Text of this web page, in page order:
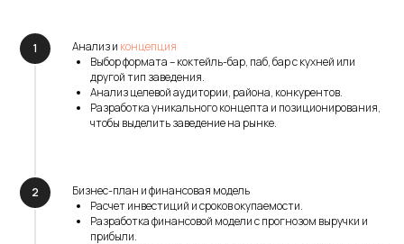
Анализ и концепция
Выбор формата – коктейль-бар, паб, бар с кухней или
другой тип заведения.
Анализ целевой аудитории, района, конкурентов.
Разработка уникального концепта и позиционирования,
чтобы выделить заведение на рынке.
Бизнес-план и финансовая модель
Расчет инвестиций и сроков окупаемости.
Разработка финансовой модели с прогнозом выручки и
прибыли.